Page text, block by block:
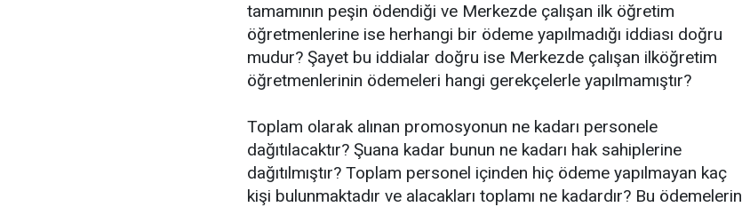
tamamının peşin ödendiği ve Merkezde çalışan ilk öğretim
öğretmenlerine ise herhangi bir ödeme yapılmadığı iddiası doğru
mudur? Şayet bu iddialar doğru ise Merkezde çalışan ilköğretim
öğretmenlerinin ödemeleri hangi gerekçelerle yapılmamıştır?
Toplam olarak alınan promosyonun ne kadarı personele
dağıtılacaktır? Şuana kadar bunun ne kadarı hak sahiplerine
dağıtılmıştır? Toplam personel içinden hiç ödeme yapılmayan kaç
kişi bulunmaktadır ve alacakları toplamı ne kadardır? Bu ödemelerin